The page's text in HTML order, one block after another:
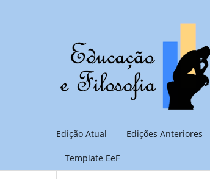
Edição Atual Edições Anteriores
Template EeF